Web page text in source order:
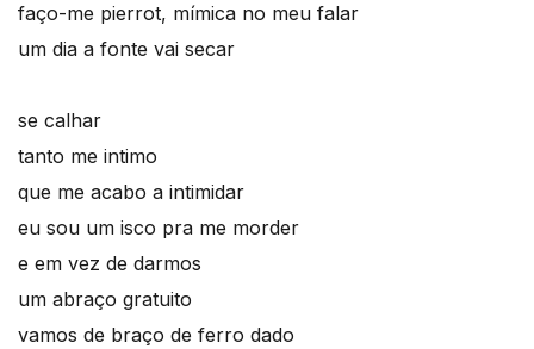
faço-me pierrot, mímica no meu falar
um dia a fonte vai secar
se calhar
tanto me intimo
que me acabo a intimidar
eu sou um isco pra me morder
e em vez de darmos
um abraço gratuito
vamos de braço de ferro dado